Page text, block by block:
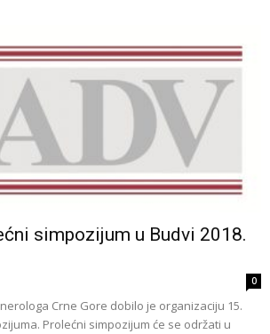
simpozijum u Budvi 2018.
0
Crne Gore dobilo je organizaciju 15.
Prolećni simpozijum će se održati u